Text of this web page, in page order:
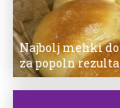
Najbolj mehki
za popoln